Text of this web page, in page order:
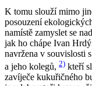
K tomu slouží mimo
posouzení
namístě zamyslet se
jak ho chápe Ivan
navržena v souvislosti
a jeho kolegů, 2) kteří
zavíječe kukuřičného